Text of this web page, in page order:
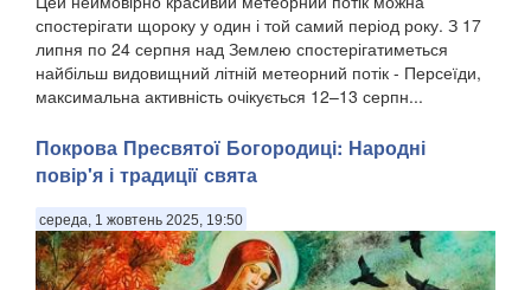
спостерігати щороку у один і той самий період року. З 17
липня по 24 серпня над Землею спостерігатиметься
найбільш видовищний літній метеорний потік - Персеїди,
максимальна активність очікується 12–13 серпн...
Покрова Пресвятої Богородиці: Народні
повір'я і традиції свята
середа, 1 жовтень 2025, 19:50